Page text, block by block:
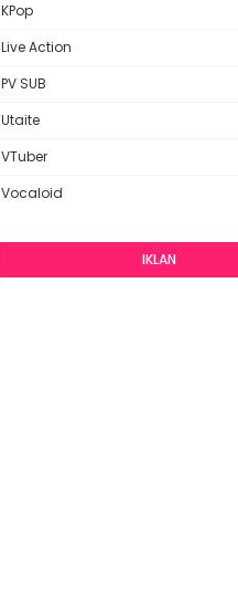
KPop
Live Action
PV SUB
Utaite
VTuber
Vocaloid
IKLAN